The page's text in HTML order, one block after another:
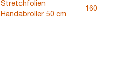
Stretchfolien
Handabroller 50 cm
160